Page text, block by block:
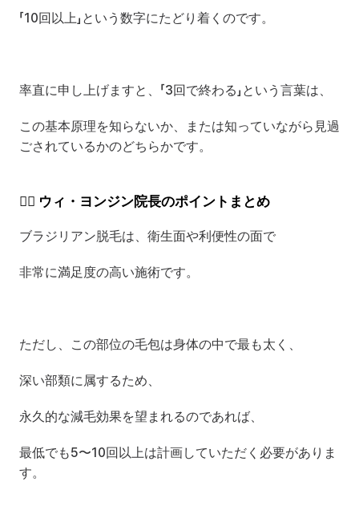
「10回以上」という数字にたどり着くのです。
率直に申し上げますと、「3回で終わる」という言葉は、
この基本原理を知らないか、または知っていながら見過
ごされているかのどちらかです。
👨‍⚕️ ウィ・ヨンジン院長のポイントまとめ
ブラジリアン脱毛は、衛生面や利便性の面で
非常に満足度の高い施術です。
ただし、この部位の毛包は身体の中で最も太く、
深い部類に属するため、
永久的な減毛効果を望まれるのであれば、
最低でも5〜10回以上は計画していただく必要がありま
す。